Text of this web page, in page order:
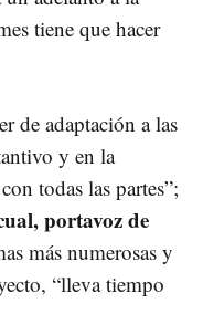
tiene que hacer
de adaptación a las
y en la
todas las partes”;
portavoz de
más numerosas y
“lleva tiempo